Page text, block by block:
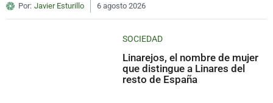
Por: Javier Esturillo 6 agosto 2026
SOCIEDAD
Linarejos, el nombre de mujer
que distingue a Linares del
resto de España